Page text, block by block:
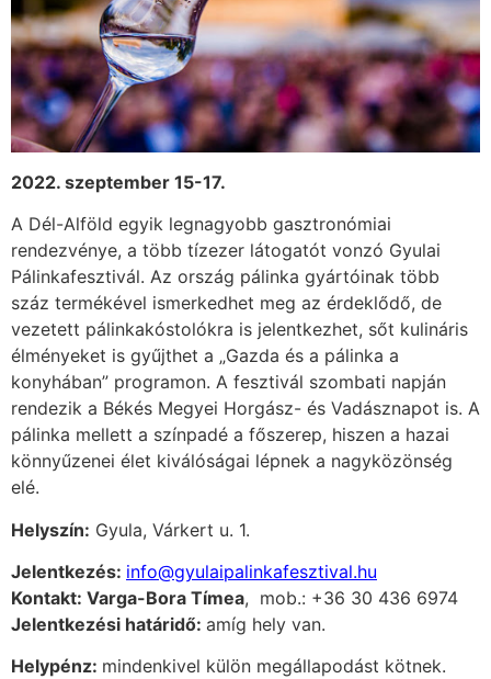
2022. szeptember 15-17.
A Dél-Alföld egyik legnagyobb gasztronómiai
rendezvénye, a több tízezer látogatót vonzó Gyulai
Pálinkafesztivál. Az ország pálinka gyártóinak több
száz termékével ismerkedhet meg az érdeklődő, de
vezetett pálinkakóstolókra is jelentkezhet, sőt kulináris
élményeket is gyűjthet a „Gazda és a pálinka a
konyhában” programon. A fesztivál szombati napján
rendezik a Békés Megyei Horgász- és Vadásznapot is. A
pálinka mellett a színpadé a főszerep, hiszen a hazai
könnyűzenei élet kiválóságai lépnek a nagyközönség
elé.
Helyszín: Gyula, Várkert u. 1.
Jelentkezés: info@gyulaipalinkafesztival.hu
Kontakt: Varga-Bora Tímea, mob.: +36 30 436 6974
Jelentkezési határidő: amíg hely van.
Helypénz: mindenkivel külön megállapodást kötnek.